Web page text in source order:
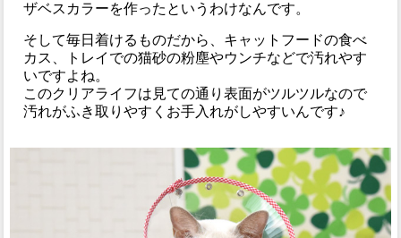
ザベスカラーを作ったというわけなんです。
そして毎日着けるものだから、キャットフードの食べ
カス、トレイでの猫砂の粉塵やウンチなどで汚れやす
いですよね。
このクリアライフは見ての通り表面がツルツルなので
汚れがふき取りやすくお手入れがしやすいんです♪